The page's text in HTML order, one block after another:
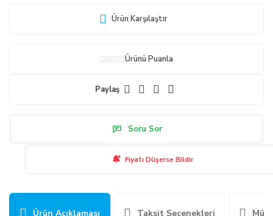
Ürün Karşılaştır
Ürünü Puanla
Paylaş
Soru Sor
Fiyatı Düşerse Bildir
Ürün Açıklaması Taksit Seçenekleri